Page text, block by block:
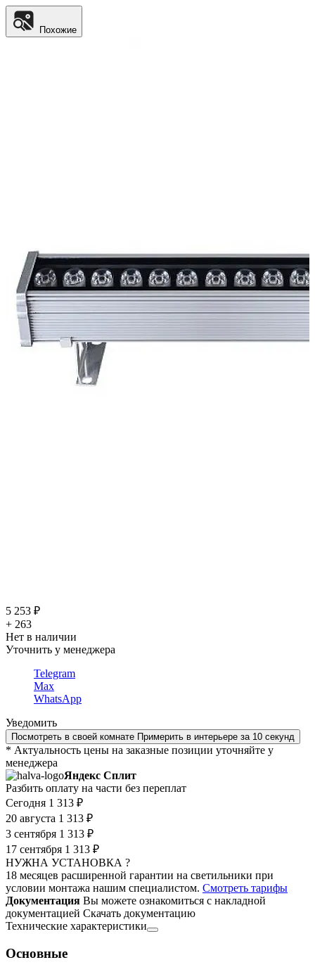
Похожие
5 253 ₽
+ 263
Нет в наличии
Уточнить у менеджера
Telegram
Max
WhatsApp
Уведомить
Посмотреть в своей комнате Примерить в интерьере за 10 секунд
* Актуальность цены на заказные позиции уточняйте у
менеджера
Яндекс Сплит
Разбить оплату на части без переплат
Сегодня 1 313 ₽
20 августа 1 313 ₽
3 сентября 1 313 ₽
17 сентября 1 313 ₽
НУЖНА УСТАНОВКА ?
18 месяцев расширенной гарантии на светильники при
условии монтажа нашим специалистом. Смотреть тарифы
Документация Вы можете ознакомиться с накладной
документацией Скачать документацию
Технические характеристики
Основные